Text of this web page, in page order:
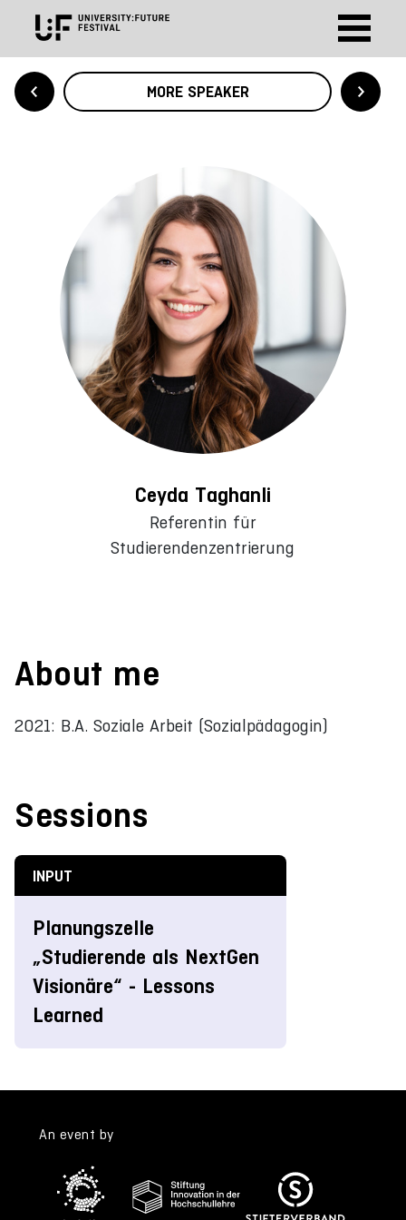
MORE SPEAKER
Ceyda Taghanli
Referentin für
Studierendenzentrierung
About me
2021: B.A. Soziale Arbeit (Sozialpädagogin)
Sessions
INPUT
Planungszelle
„Studierende als NextGen
Visionäre“ - Lessons
Learned
An event by